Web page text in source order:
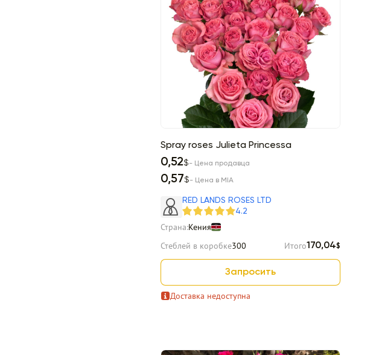
Spray roses Julieta Princessa
0,52$- Цена продавца
0,57$- Цена в MIA
RED LANDS ROSES LTD
4.2
Страна:Кения
Стеблей в коробке300 Итого170,04$
Запросить
Доставка недоступна